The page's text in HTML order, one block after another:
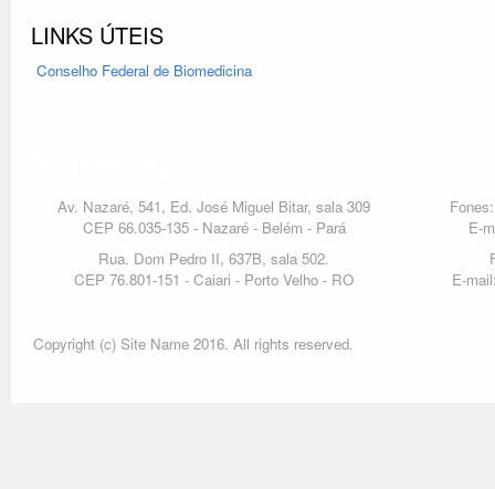
LINKS ÚTEIS
Conselho Federal de Biomedicina
Av. Nazaré, 541, Ed. José Miguel Bitar, sala 309
CEP 66.035-135 - Nazaré - Belém - Pará
E-
Rua. Dom Pedro II, 637B, sala 502.
CEP 76.801-151 - Caiari - Porto Velho - RO
E-
Copyright (c) Site Name 2016. All rights reserved.